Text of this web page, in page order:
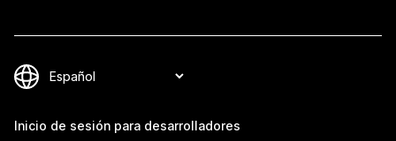
Inicio de sesión para desarrolladores